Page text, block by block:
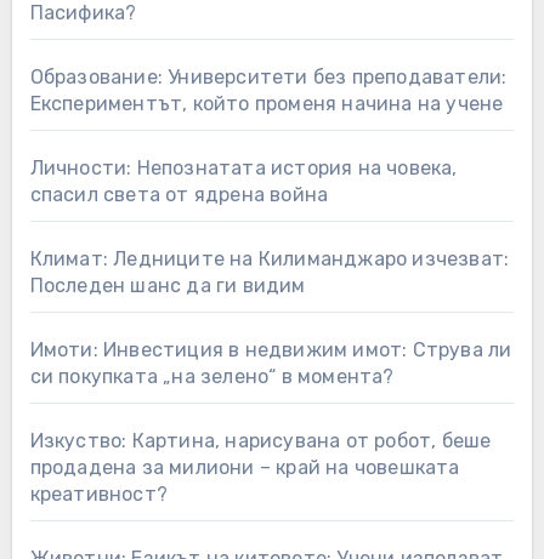
Пасифика?
Образование: Университети без преподаватели:
Експериментът, който променя начина на учене
Личности: Непознатата история на човека,
спасил света от ядрена война
Климат: Ледниците на Килиманджаро изчезват:
Последен шанс да ги видим
Имоти: Инвестиция в недвижим имот: Струва ли
си покупката „на зелено“ в момента?
Изкуство: Картина, нарисувана от робот, беше
продадена за милиони – край на човешката
креативност?